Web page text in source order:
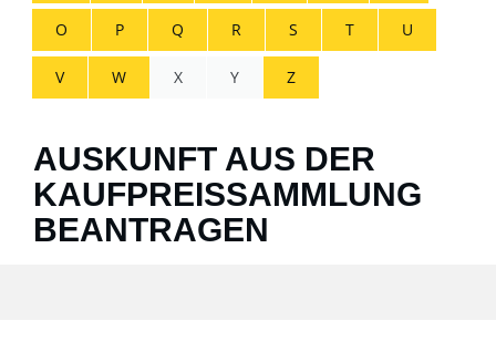
O P Q R S T U
V W X Y Z
AUSKUNFT AUS DER
KAUFPREISSAMMLUNG
BEANTRAGEN